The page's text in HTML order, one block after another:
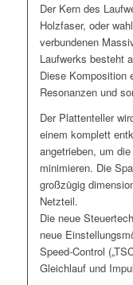
Der Kern des
Holzfaser, oder
verbundenen
Laufwerks besteht
Diese Komposition
Resonanzen und
Der Plattenteller
einem komplett
angetrieben, um
minimieren. Die
großzügig
Netzteil.
Die neue
neue
Speed-Control
Gleichlauf und